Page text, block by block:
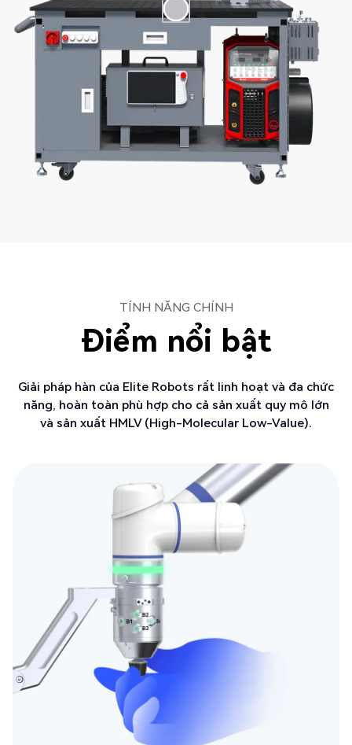
TÍNH NĂNG CHÍNH
Điểm nổi bật
Giải pháp hàn của Elite Robots rất linh hoạt và đa chức
năng, hoàn toàn phù hợp cho cả sản xuất quy mô lớn
và sản xuất HMLV (High-Molecular Low-Value).